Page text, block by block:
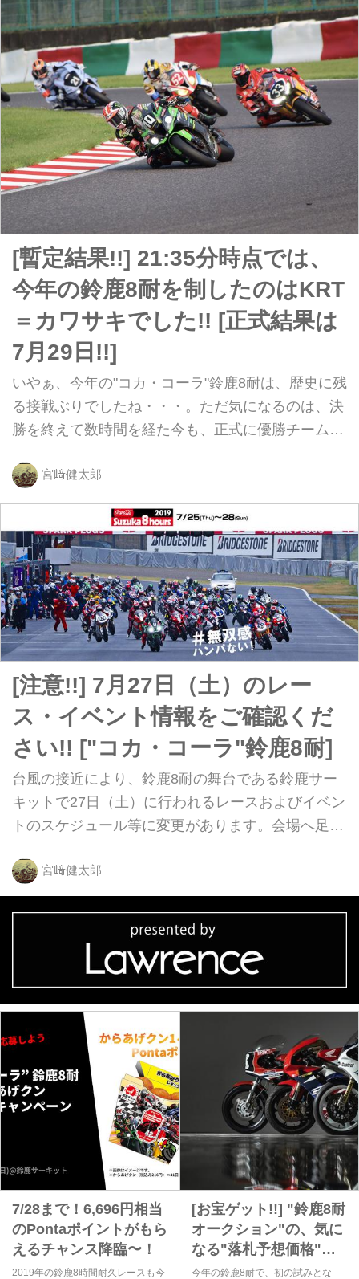
[暫定結果!!] 21:35分時点では、
今年の鈴鹿8耐を制したのはKRT
＝カワサキでした!! [正式結果は
7月29日!!]
いやぁ、今年の"コカ・コーラ"鈴鹿8耐は、歴史に残
る接戦ぶりでしたね・・・。ただ気になるのは、決
勝を終えて数時間を経た今も、正式に優勝チームが
宮﨑健太郎
[注意!!] 7月27日（土）のレー
ス・イベント情報をご確認くだ
さい!! ["コカ・コーラ"鈴鹿8耐]
台風の接近により、鈴鹿8耐の舞台である鈴鹿サー
キットで27日（土）に行われるレースおよびイベン
トのスケジュール等に変更があります。会場へ足を
宮﨑健太郎
7/28まで！6,696円相当
のPontaポイントがもら
えるチャンス降臨〜！
2019年の鈴鹿8時間耐久レースも今
[お宝ゲット!!] "鈴鹿8耐
オークション"の、気に
なる"落札予想価格"が
公表されていますよ!!
今年の鈴鹿8耐で、初の試みとな